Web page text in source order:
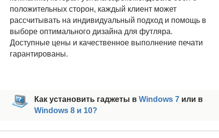
положительных сторон, каждый клиент может
рассчитывать на индивидуальный подход и помощь в
выборе оптимального дизайна для футляра.
Доступные цены и качественное выполнение печати
гарантированы.
Как установить гаджеты в Windows 7 или в
Windows 8 и 10?